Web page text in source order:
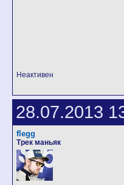
Неактивен
28.07.2013
flegg
Трек маньяк